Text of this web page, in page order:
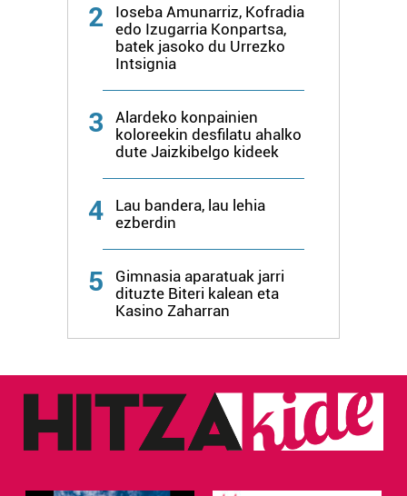
2
Ioseba Amunarriz, Kofradia
edo Izugarria Konpartsa,
batek jasoko du Urrezko
Intsignia
3
Alardeko konpainien
koloreekin desfilatu ahalko
dute Jaizkibelgo kideek
4
Lau bandera, lau lehia
ezberdin
5
Gimnasia aparatuak jarri
dituzte Biteri kalean eta
Kasino Zaharran